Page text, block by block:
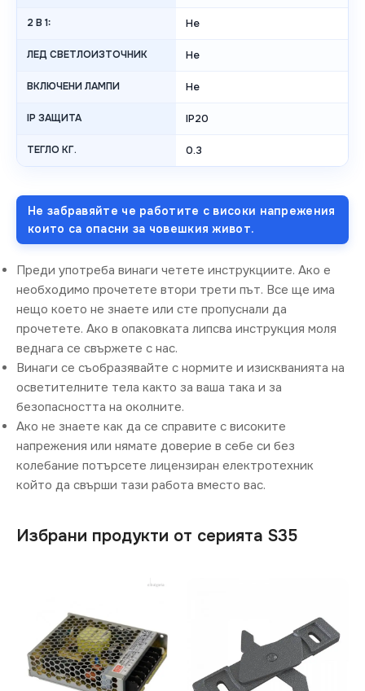
2 В 1: Не
ЛЕД СВЕТЛОИЗТОЧНИК Не
ВКЛЮЧЕНИ ЛАМПИ Не
IP ЗАЩИТА IP20
ТЕГЛО КГ. 0.3
Не забравяйте че работите с високи напрежения
които са опасни за човешкия живот.
Преди употреба винаги четете инструкциите. Ако е
необходимо прочетете втори трети път. Все ще има
нещо което не знаете или сте пропуснали да
прочетете. Ако в опаковката липсва инструкция моля
веднага се свържете с нас.
Винаги се съобразявайте с нормите и изискванията на
осветителните тела както за ваша така и за
безопасността на околните.
Ако не знаете как да се справите с високите
напрежения или нямате доверие в себе си без
колебание потърсете лицензиран електротехник
който да свърши тази работа вместо вас.
Избрани продукти от серията S35